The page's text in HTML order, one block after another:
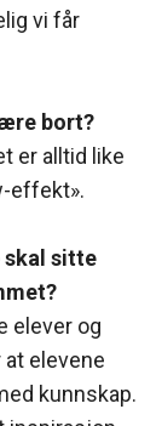
vi får
bort?
er alltid like
effekt».
skal sitte
elever og
elevene
kunnskap.